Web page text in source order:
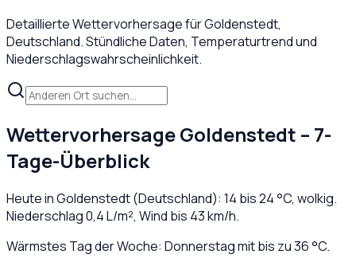
Detaillierte Wettervorhersage fürGoldenstedt,
Deutschland. Stündliche Daten, Temperaturtrend und
Niederschlagswahrscheinlichkeit.
WettervorhersageGoldenstedt – 7-
Tage-Überblick
Heute inGoldenstedt(Deutschland): 14 bis24°C, wolkig.
Niederschlag0,4L/m², Wind bis 43km/h.
Wärmstes Tag der Woche: Donnerstag mit bis zu 36 °C.